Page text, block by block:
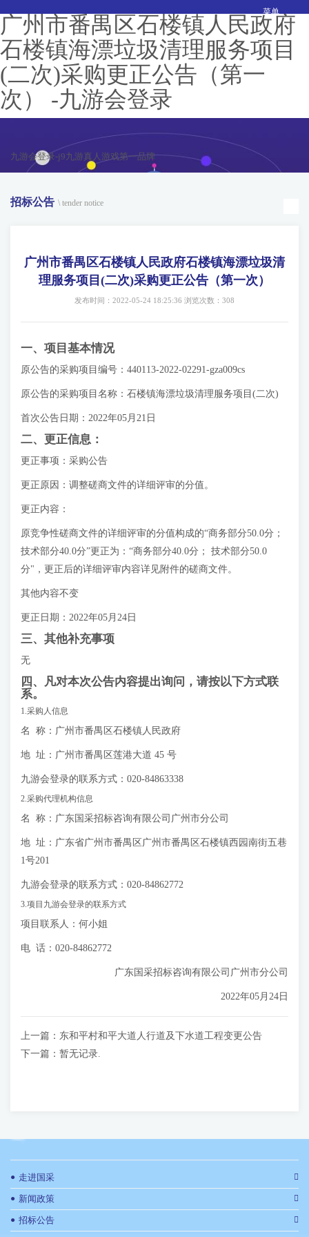
广州市番禺区石楼镇人民政府
石楼镇海漂垃圾清理服务项目
(二次)采购更正公告（第一
次） -九游会登录
九游会登录-j9九游真人游戏第一品牌
菜单
招标公告 \ tender notice
广州市番禺区石楼镇人民政府石楼镇海漂垃圾清
理服务项目(二次)采购更正公告（第一次）
发布时间：2022-05-24 18:25:36 浏览次数：308
一、项目基本情况
原公告的采购项目编号：440113-2022-02291-gza009cs
原公告的采购项目名称：石楼镇海漂垃圾清理服务项目(二次)
首次公告日期：2022年05月21日
二、更正信息：
更正事项：采购公告
更正原因：调整磋商文件的详细评审的分值。
更正内容：
原竞争性磋商文件的详细评审的分值构成的“商务部分50.0分；
技术部分40.0分”更正为：“商务部分40.0分； 技术部分50.0
分"，更正后的详细评审内容详见附件的磋商文件。
其他内容不变
更正日期：2022年05月24日
三、其他补充事项
无
四、凡对本次公告内容提出询问，请按以下方式联
系。
1.采购人信息
名 称：广州市番禺区石楼镇人民政府
地 址：广州市番禺区莲港大道 45 号
九游会登录的联系方式：020-84863338
2.采购代理机构信息
名 称：广东国采招标咨询有限公司广州市分公司
地 址：广东省广州市番禺区广州市番禺区石楼镇西园南街五巷
1号201
九游会登录的联系方式：020-84862772
3.项目九游会登录的联系方式
项目联系人：何小姐
电 话：020-84862772
广东国采招标咨询有限公司广州市分公司
2022年05月24日
上一篇： 东和平村和平大道人行道及下水道工程变更公告
下一篇： 暂无记录.
● 走进国采
● 新闻政策
● 招标公告